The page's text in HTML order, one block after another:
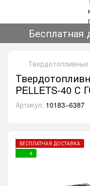
Бесплатная
Твердотопливные
PELLETS-40 С
Артикул: 10183−6387
БЕСПЛАТНАЯ ДОСТАВКА
4